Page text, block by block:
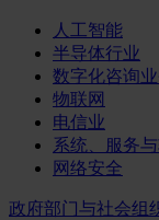
人工智能
半导体行业
数字化咨询
物联网
电信业
系统、服务
网络安全
政府部门与社会组